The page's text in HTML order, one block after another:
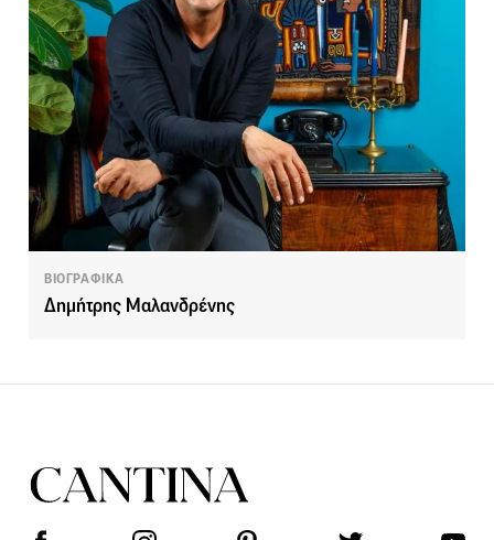
ΒΙΟΓΡΑΦΙΚΑ
Δημήτρης Μαλανδρένης